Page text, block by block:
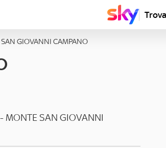
GIOVANNI CAMPANO
MONTE SAN GIOVANNI